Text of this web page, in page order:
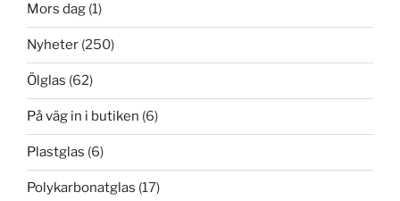
Mors dag (1)
Nyheter (250)
Ölglas (62)
På väg in i butiken (6)
Plastglas (6)
Polykarbonatglas (17)